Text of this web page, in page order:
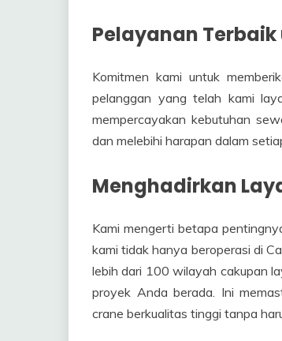
Pelayanan
Komitmen kami untuk
pelanggan yang telah kami
mempercayakan kebutuhan
dan melebihi harapan dalam
Menghadirkan
Kami mengerti betapa
kami tidak hanya beroperasi di
lebih dari 100 wilayah cakupan
proyek Anda berada. Ini
crane berkualitas tinggi tanpa